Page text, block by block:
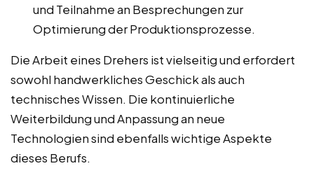
und Teilnahme an Besprechungen zur
Optimierung der Produktionsprozesse.
Die Arbeit eines Drehers ist vielseitig und erfordert
sowohl handwerkliches Geschick als auch
technisches Wissen. Die kontinuierliche
Weiterbildung und Anpassung an neue
Technologien sind ebenfalls wichtige Aspekte
dieses Berufs.